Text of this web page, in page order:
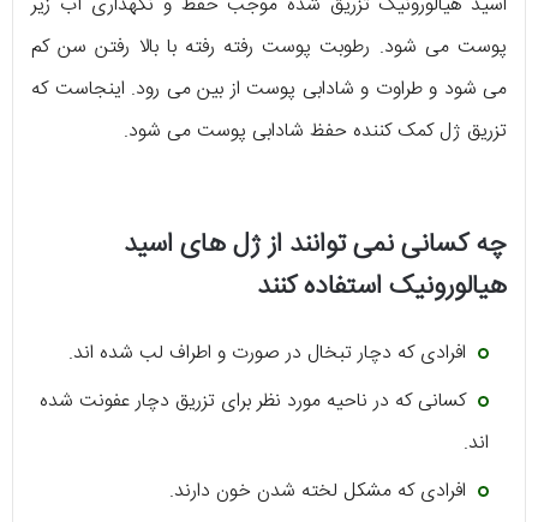
پوست می شود. رطوبت پوست رفته رفته با بالا رفتن سن کم
می شود و طراوت و شادابی پوست از بین می رود. اینجاست که
تزریق ژل کمک کننده حفظ شادابی پوست می شود.
چه کسانی نمی توانند از ژل های اسید
هیالورونیک استفاده کنند
افرادی که دچار تبخال در صورت و اطراف لب شده اند.
کسانی که در ناحیه مورد نظر برای تزریق دچار عفونت شده
اند.
افرادی که مشکل لخته شدن خون دارند.